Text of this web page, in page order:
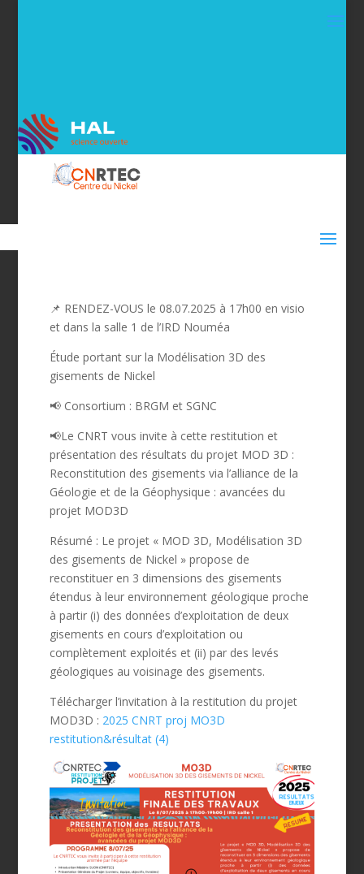
📌 RENDEZ-VOUS le 08.07.2025 à 17h00 en visio
et dans la salle 1 de l’IRD Nouméa
Étude portant sur la Modélisation 3D des
gisements de Nickel
📢 Consortium : BRGM et SGNC
📢Le CNRT vous invite à cette restitution et
présentation des résultats du projet MOD 3D :
Reconstitution des gisements via l’alliance de la
Géologie et de la Géophysique : avancées du
projet MOD3D
Résumé : Le projet « MOD 3D, Modélisation 3D
des gisements de Nickel » propose de
reconstituer en 3 dimensions des gisements
étendus à leur environnement géologique proche
à partir (i) des données d’exploitation de deux
gisements en cours d’exploitation ou
complètement exploités et (ii) par des levés
géologiques au voisinage des gisements.
Télécharger l’invitation à la restitution du projet
MOD3D : 2025 CNRT proj MO3D
restitution&résultat (4)